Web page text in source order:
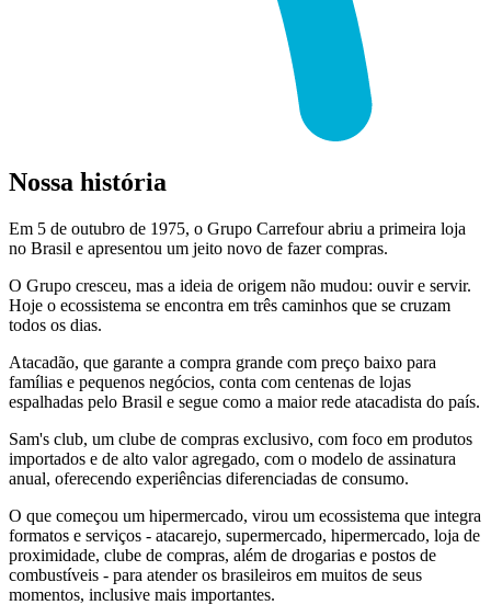
Nossa história
Em 5 de outubro de 1975, o Grupo Carrefour abriu a primeira loja
no Brasil e apresentou um jeito novo de fazer compras.
O Grupo cresceu, mas a ideia de origem não mudou: ouvir e servir.
Hoje o ecossistema se encontra em três caminhos que se cruzam
todos os dias.
Atacadão, que garante a compra grande com preço baixo para
famílias e pequenos negócios, conta com centenas de lojas
espalhadas pelo Brasil e segue como a maior rede atacadista do país.
Sam's club, um clube de compras exclusivo, com foco em produtos
importados e de alto valor agregado, com o modelo de assinatura
anual, oferecendo experiências diferenciadas de consumo.
O que começou um hipermercado, virou um ecossistema que integra
formatos e serviços - atacarejo, supermercado, hipermercado, loja de
proximidade, clube de compras, além de drogarias e postos de
combustíveis - para atender os brasileiros em muitos de seus
momentos, inclusive mais importantes.